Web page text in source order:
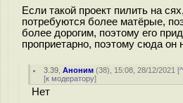
Если такой проект пилить на
потребуются более матёрые,
более дорогим, поэтому его
проприетарно, поэтому сюда он
3.39 ,Аноним (38), 15:08, 28/12/2021 [^
[к модератору]
Нет